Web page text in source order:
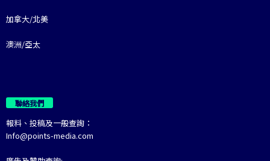
加拿大/北美
澳洲/亞太
聯絡我們
報料、投稿及一般查詢：
Info@points-media.com